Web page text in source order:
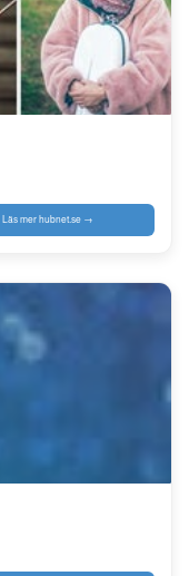
Läs mer hubnet.se →